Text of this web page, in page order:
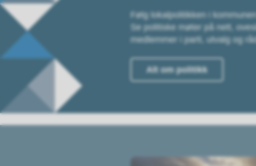
Følg lokalpolitikken i
Se politiske møter på nett,
medlemmer i parti, utvalg og råd.
Alt om politikk